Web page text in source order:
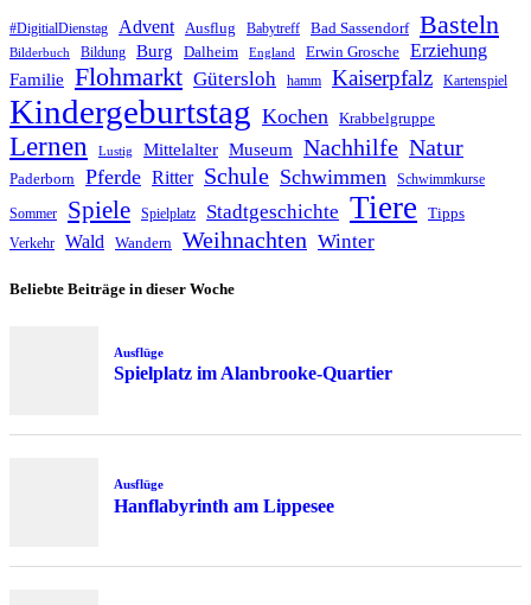
#DigitialDienstag Advent Ausflug Babytreff Bad Sassendorf Basteln
Bilderbuch Bildung Burg Dalheim England Erwin Grosche Erziehung
Familie Flohmarkt Gütersloh hamm Kaiserpfalz Kartenspiel
Kindergeburtstag Kochen Krabbelgruppe
Lernen Lustig Mittelalter Museum Nachhilfe Natur
Paderborn Pferde Ritter Schule Schwimmen Schwimmkurse
Sommer Spiele Spielplatz Stadtgeschichte Tiere Tipps
Verkehr Wald Wandern Weihnachten Winter
Beliebte Beiträge in dieser Woche
Ausflüge
Spielplatz im Alanbrooke-Quartier
Ausflüge
Hanflabyrinth am Lippesee